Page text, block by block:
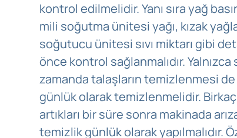
kontrol edilmelidir. Yanı sıra yağ
mili soğutma ünitesi yağı, kızak
soğutucu ünitesi sıvı miktarı gibi
önce kontrol sağlanmalıdır. Yalnızca
zamanda talaşların temizlenmesi
günlük olarak temizlenmelidir.
artıkları bir süre sonra makinada
temizlik günlük olarak yapılmalıdır.